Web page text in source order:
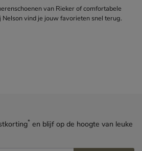
van Rieker of comfortabele
Nelson vind je jouw favorieten snel terug.
* en blijf op de hoogte van leuke